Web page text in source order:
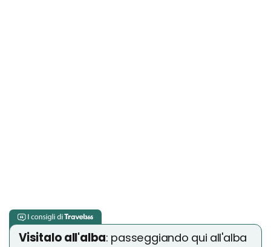
Visitalo all'alba: passeggiando qui all'alba